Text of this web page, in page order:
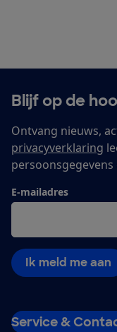
Blijf op de
Ontvang nieuws,
privacyverklaring
E-mailadres
Ik meld me aan
Service &